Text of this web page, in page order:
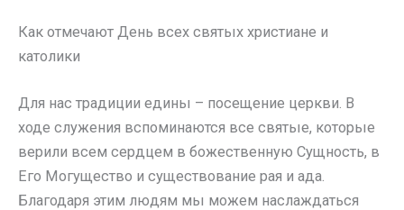
Как отмечают День всех святых христиане и
католики
Для нас традиции едины – посещение церкви. В
ходе служения вспоминаются все святые, которые
верили всем сердцем в божественную Сущность, в
Его Могущество и существование рая и ада.
Благодаря этим людям мы можем наслаждаться